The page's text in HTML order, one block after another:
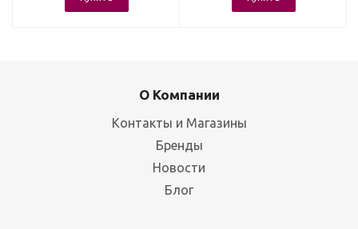
О Компании
Контакты и Магазины
Бренды
Новости
Блог